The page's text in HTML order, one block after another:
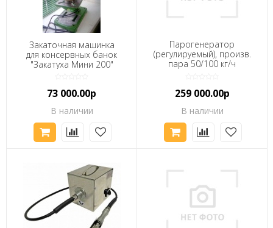
Закаточная машинка
для консервных банок
"Закатуха Мини 200"
73 000.00р
В наличии
Парогенератор
(регулируемый), произв.
пара 50/100 кг/ч
стерилизации банок
259 000.00р
В наличии